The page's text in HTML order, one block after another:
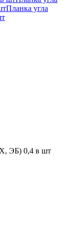
Планка угла
ЭБ) 0,4 в шт